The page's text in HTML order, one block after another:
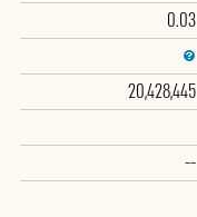
0.03
20,428,445
--